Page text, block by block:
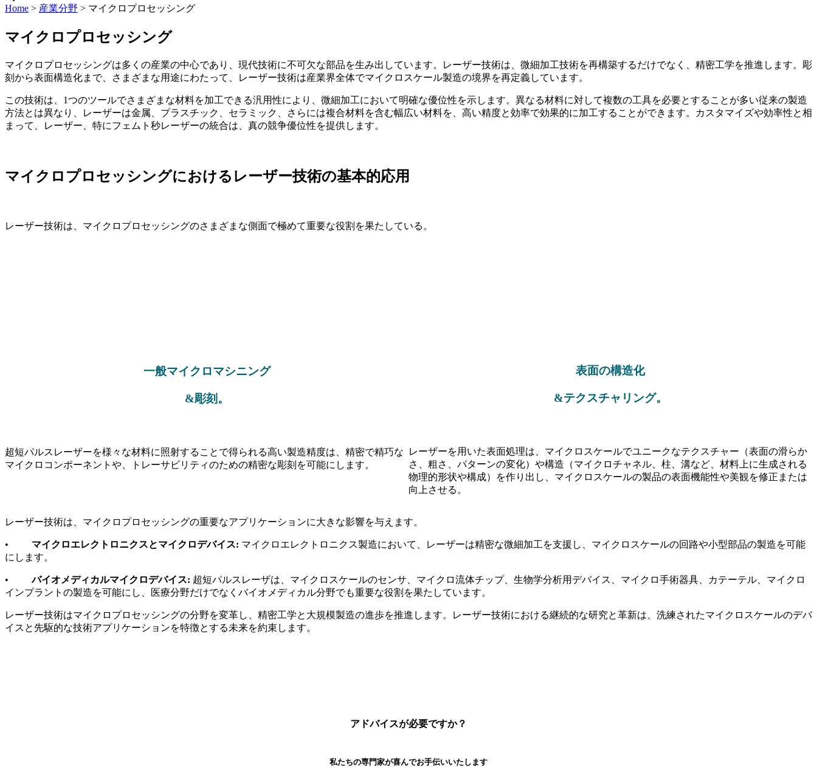
Home ˃ 産業分野 ˃ マイクロプロセッシング
マイクロプロセッシング
マイクロプロセッシングは多くの産業の中心であり、現代技術に不可欠な部品を生み出しています。レーザー技術は、微細加工技術を再構築するだけでなく、精密工学を推進します。彫
刻から表面構造化まで、さまざまな用途にわたって、レーザー技術は産業界全体でマイクロスケール製造の境界を再定義しています。
この技術は、1つのツールでさまざまな材料を加工できる汎用性により、微細加工において明確な優位性を示します。異なる材料に対して複数の工具を必要とすることが多い従来の製造
方法とは異なり、レーザーは金属、プラスチック、セラミック、さらには複合材料を含む幅広い材料を、高い精度と効率で効果的に加工することができます。カスタマイズや効率性と相
まって、レーザー、特にフェムト秒レーザーの統合は、真の競争優位性を提供します。
マイクロプロセッシングにおけるレーザー技術の基本的応用
レーザー技術は、マイクロプロセッシングのさまざまな側面で極めて重要な役割を果たしている。
一般マイクロマシニング
&彫刻 。
超短パルスレーザーを様々な材料に照射することで得られる高い製造精度は、精密で精巧な
マイクロコンポーネントや、トレーサビリティのための精密な彫刻を可能にします。
表面の構造化
&テクスチャリング。
レーザーを用いた表面処理は、マイクロスケールでユニークなテクスチャー（表面の滑らか
さ、粗さ、パターンの変化）や構造（マイクロチャネル、柱、溝など、材料上に生成される
物理的形状や構成）を作り出し、マイクロスケールの製品の表面機能性や美観を修正または
向上させる。
レーザー技術は、マイクロプロセッシングの重要なアプリケーションに大きな影響を与えます。
• マイクロエレクトロニクスとマイクロデバイス: マイクロエレクトロニクス製造において、レーザーは精密な微細加工を支援し、マイクロスケールの回路や小型部品の製造を可能
にします。
• バイオメディカルマイクロデバイス: 超短パルスレーザは、マイクロスケールのセンサ、マイクロ流体チップ、生物学分析用デバイス、マイクロ手術器具、カテーテル、マイクロ
インプラントの製造を可能にし、医療分野だけでなくバイオメディカル分野でも重要な役割を果たしています。
レーザー技術はマイクロプロセッシングの分野を変革し、精密工学と大規模製造の進歩を推進します。レーザー技術における継続的な研究と革新は、洗練されたマイクロスケールのデバ
イスと先駆的な技術アプリケーションを特徴とする未来を約束します。
アドバイスが必要ですか？
私たちの専門家が喜んでお手伝いいたします